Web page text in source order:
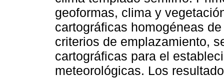
geoformas, clima y
cartográficas homogéneas
criterios de emplazamiento,
cartográficas para el
meteorológicas. Los